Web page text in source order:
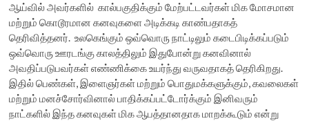
ஆய்வில் அவர்களில் கால்பகுதிக்கும் மேற்பட்டவர்கள் மிக மோசமான
மற்றும் கொடூரமான கனவுகளை அடிக்கடி காண்பதாகத்
தெரிவித்தனர். உலகெங்கும் ஒவ்வொரு நாட்டிலும் கடைபிடிக்கப்படும்
ஒவ்வொரு ஊரடங்கு காலத்திலும் இதுபோன்று கனவினால்
அவதிப்படுபவர்கள் எண்ணிக்கை உயர்ந்து வருவதாகத் தெரிகிறது.
இதில் பெண்கள், இளைஞர்கள் மற்றும் பொதுமக்களுக்கும், கவலைகள்
மற்றும் மனச்சோர்வினால் பாதிக்கப்பட்டோர்க்கும் இனிவரும்
நாட்களில் இந்த கனவுகள் மிக ஆபத்தானதாக மாறக்கூடும் என்று